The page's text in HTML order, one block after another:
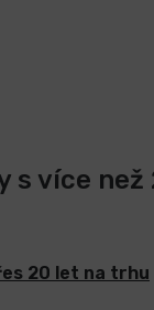
s více
20 let na trhu